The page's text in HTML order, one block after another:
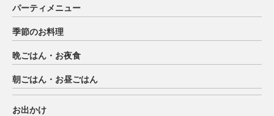
パーティメニュー
季節のお料理
晩ごはん・お夜食
朝ごはん・お昼ごはん
お出かけ